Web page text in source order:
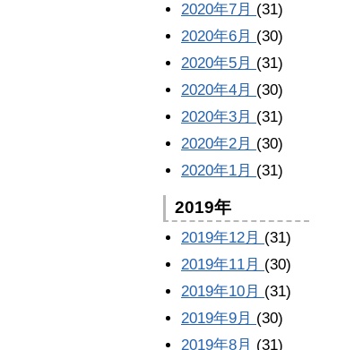
2020年7月 (31)
2020年6月 (30)
2020年5月 (31)
2020年4月 (30)
2020年3月 (31)
2020年2月 (30)
2020年1月 (31)
2019年
2019年12月 (31)
2019年11月 (30)
2019年10月 (31)
2019年9月 (30)
2019年8月 (31)